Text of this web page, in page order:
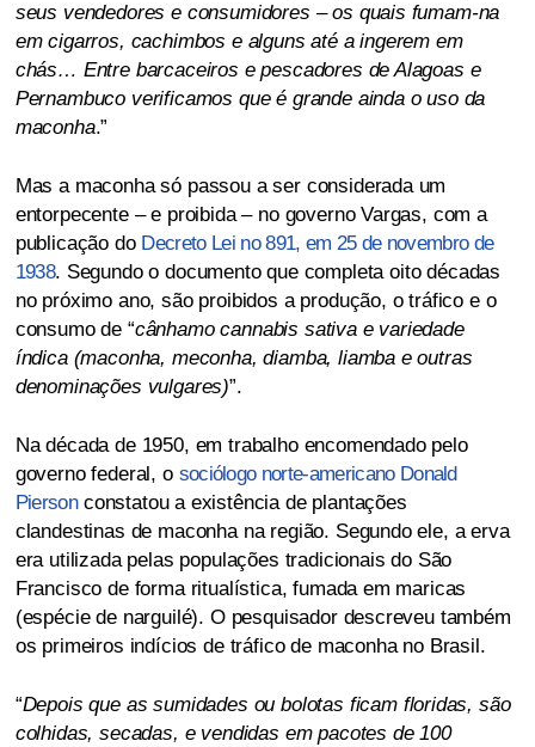
seus vendedores e consumidores – os quais fumam-na
em cigarros, cachimbos e alguns até a ingerem em
chás… Entre barcaceiros e pescadores de Alagoas e
Pernambuco verificamos que é grande ainda o uso da
maconha.”
Mas a maconha só passou a ser considerada um
entorpecente – e proibida – no governo Vargas, com a
publicação do Decreto Lei no 891, em 25 de novembro de
1938. Segundo o documento que completa oito décadas
no próximo ano, são proibidos a produção, o tráfico e o
consumo de “cânhamo cannabis sativa e variedade
índica (maconha, meconha, diamba, liamba e outras
denominações vulgares)”.
Na década de 1950, em trabalho encomendado pelo
governo federal, o sociólogo norte-americano Donald
Piersonconstatou a existência de plantações
clandestinas de maconha na região. Segundo ele, a erva
era utilizada pelas populações tradicionais do São
Francisco de forma ritualística, fumada em maricas
(espécie de narguilé). O pesquisador descreveu também
os primeiros indícios de tráfico de maconha no Brasil.
“Depois que as sumidades ou bolotas ficam floridas, são
colhidas, secadas, e vendidas em pacotes de 100